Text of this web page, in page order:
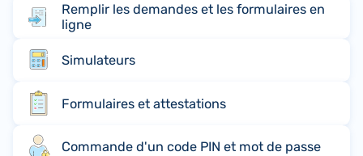
Remplir les demandes et les formulaires en
ligne
Simulateurs
Formulaires et attestations
Commande d'un code PIN et mot de passe